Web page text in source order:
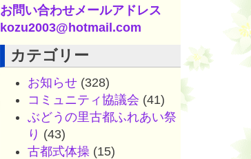
お問い合わせメールアドレス
kozu2003@hotmail.com
カテゴリー
お知らせ(328)
コミュニティ協議会 (41)
ぶどうの里古都ふれあい祭
り (43)
古都式体操(15)